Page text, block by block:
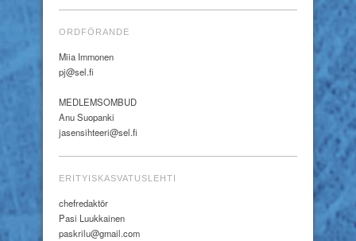
ORDFÖRANDE
Miia Immonen
pj@sel.fi
MEDLEMSOMBUD
Anu Suopanki
jasensihteeri@sel.fi
ERITYISKASVATUSLEHTI
chefredaktör
Pasi Luukkainen
paskrilu@gmail.com